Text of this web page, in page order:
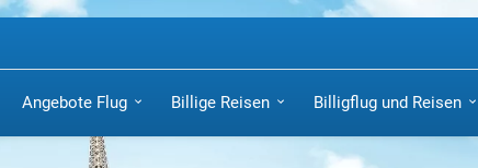
Angebote Flug Billige Reisen Billigflug und Reisen